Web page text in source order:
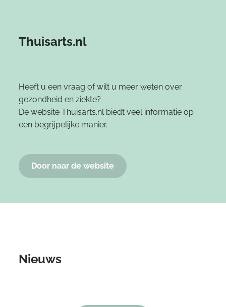
Thuisarts.nl
Heeft u een vraag of wilt u meer weten over
gezondheid en ziekte?
De website Thuisarts.nl biedt veel informatie op
een begrijpelijke manier.
Door naar de website
Nieuws